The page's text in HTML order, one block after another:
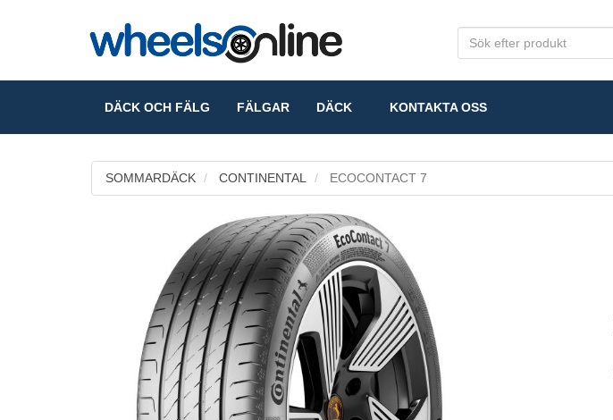
DÄCK OCH FÄLG FÄLGAR DÄCK KONTAKTA OSS
SOMMARDÄCK CONTINENTAL ECOCONTACT 7